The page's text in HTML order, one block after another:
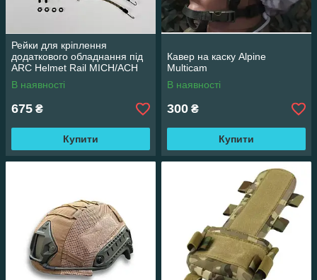
Рейки для кріплення
додаткового обладнання під
ARC Helmet Rail MICH/ACH
В наявності
675 ₴
Купити
Кавер на каску Alpine
Multicam
В наявності
300 ₴
Купити